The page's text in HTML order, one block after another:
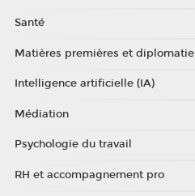
Santé
Matières premières et diplomatie
Intelligence artificielle (IA)
Médiation
Psychologie du travail
RH et accompagnement pro